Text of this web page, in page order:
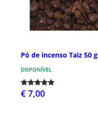
Pó de incenso Taiz 50 g
DISPONÍVEL
€ 7,00